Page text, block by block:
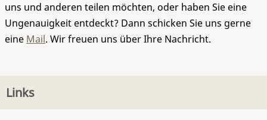
uns und anderen teilen möchten, oder haben Sie eine
Ungenauigkeit entdeckt? Dann schicken Sie uns gerne
eine Mail. Wir freuen uns über Ihre Nachricht.
Links